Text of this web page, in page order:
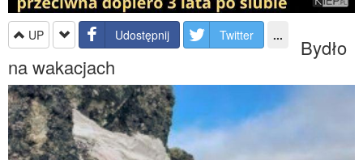
UP Udostępnij Twitter ... Bydło
na wakacjach